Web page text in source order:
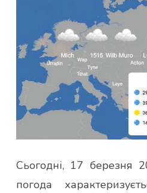
Сьогодні, 17 березня
погода